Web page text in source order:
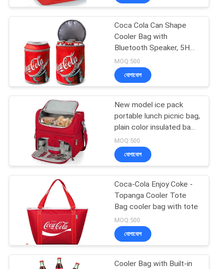
টাকার লকিং ব্যাগ
জিপার ব্যাগ ব্যাগ
134
প্রসাধন ধোয়ার ব্যাগ
Coca Cola Can Shape
Cooler Bag with
Bluetooth Speaker, 5H
Playtime, Adjustable
Straps, Zippers, 5-Layer
Insulated Fabric Keeps
Perfect for Outdoor and
Indoor BBQ Parties
MOQ:500
যোগাযোগ
New model ice pack
portable lunch picnic bag,
plain color insulated bag,
lunch bag, children's ice
pack
MOQ:500
যোগাযোগ
Coca-Cola Enjoy Coke -
Topanga Cooler Tote
Bag cooler bag with tote
MOQ:500
যোগাযোগ
Cooler Bag with Built-in